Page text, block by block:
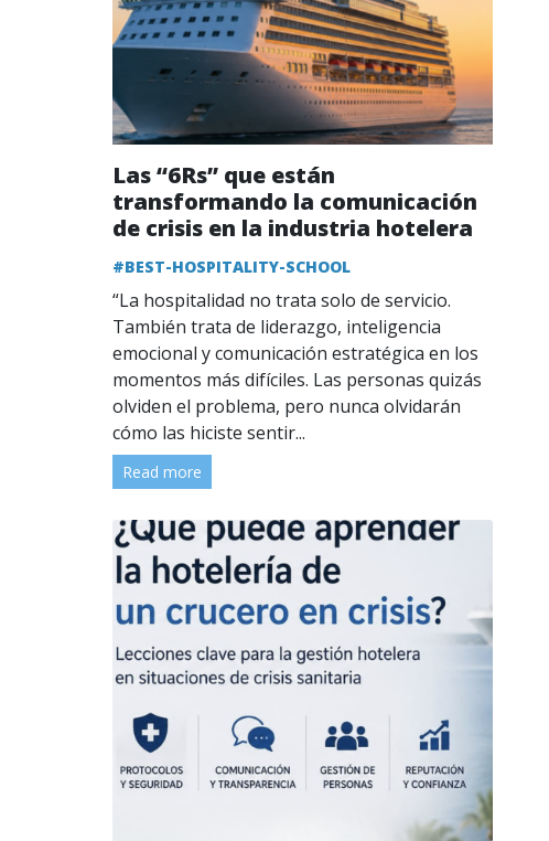
Las “6Rs” que están
transformando la comunicación
de crisis en la industria hotelera
#BEST-HOSPITALITY-SCHOOL
“La hospitalidad no trata solo de servicio.
También trata de liderazgo, inteligencia
emocional y comunicación estratégica en los
momentos más difíciles. Las personas quizás
olviden el problema, pero nunca olvidarán
cómo las hiciste sentir...
Read more